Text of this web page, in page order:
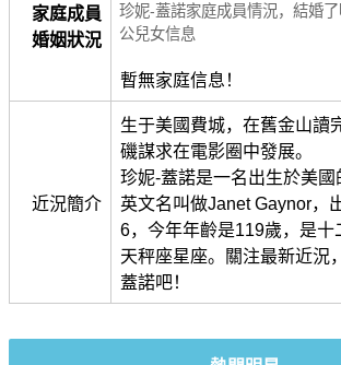
家庭成員
婚姻狀況
珍妮-蓋諾家庭成員情況，結婚
公兒女信息
暫無家庭信息！
近況簡介
生于美國費城，在舊金山讀
磯謀求在電影圈中發展。
珍妮-蓋諾是一名出生於美國
英文名叫做Janet Gaynor，
6，今年年齡是119歲，是十
天秤座星座。關注最新近況
蓋諾吧！